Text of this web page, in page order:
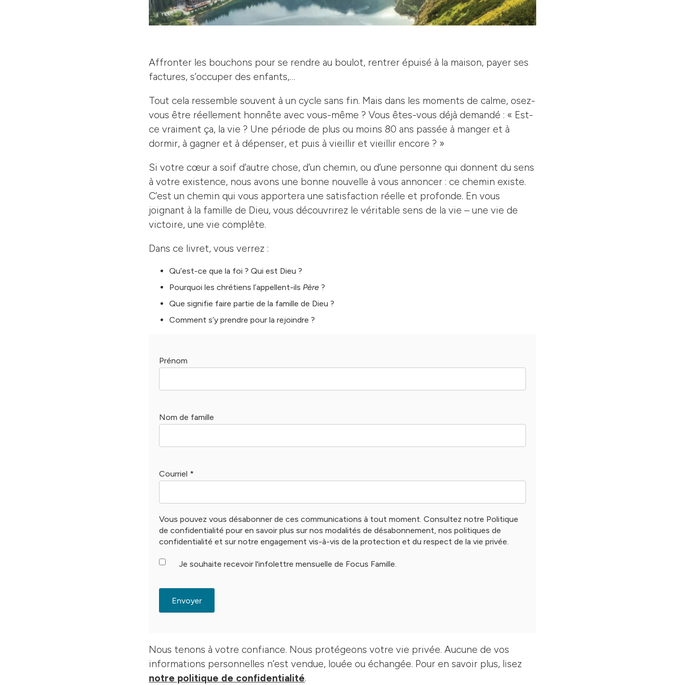
Affronter les bouchons pour se rendre au boulot, rentrer épuisé à la maison, payer ses
factures, s’occuper des enfants,…
Tout cela ressemble souvent à un cycle sans fin. Mais dans les moments de calme, osez-
vous être réellement honnête avec vous-même ? Vous êtes-vous déjà demandé : « Est-
ce vraiment ça, la vie ? Une période de plus ou moins 80 ans passée à manger et à
dormir, à gagner et à dépenser, et puis à vieillir et vieillir encore ? »
Si votre cœur a soif d’autre chose, d’un chemin, ou d’une personne qui donnent du sens
à votre existence, nous avons une bonne nouvelle à vous annoncer : ce chemin existe.
C’est un chemin qui vous apportera une satisfaction réelle et profonde. En vous
joignant à la famille de Dieu, vous découvrirez le véritable sens de la vie – une vie de
victoire, une vie complète.
Dans ce livret, vous verrez :
Qu’est-ce que la foi ? Qui est Dieu ?
Pourquoi les chrétiens l’appellent-ils Père ?
Que signifie faire partie de la famille de Dieu ?
Comment s’y prendre pour la rejoindre ?
Prénom
Nom de famille
Courriel *
Vous pouvez vous désabonner de ces communications à tout moment. Consultez notre Politique
de confidentialité pour en savoir plus sur nos modalités de désabonnement, nos politiques de
confidentialité et sur notre engagement vis-à-vis de la protection et du respect de la vie privée.
Je souhaite recevoir l'infolettre mensuelle de Focus Famille.
Nous tenons à votre confiance. Nous protégeons votre vie privée. Aucune de vos
informations personnelles n’est vendue, louée ou échangée. Pour en savoir plus, lisez
notre politique de confidentialité.